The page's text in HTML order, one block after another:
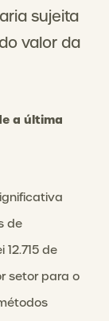
sujeita
valor da
a última
de
de
setor para o